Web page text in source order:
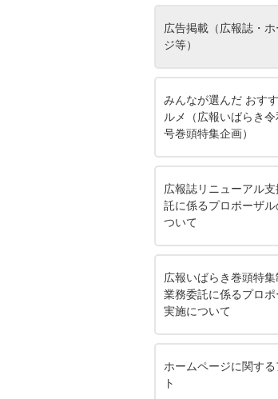
広告掲載（広報誌・
ジ等）
みんなが選んだ おす
ルメ（広報いばらき
号巻頭特集企画）
広報誌リニューアル
託に係るプロポーザル
ついて
広報いばらき巻頭特
業務委託に係るプロ
実施について
ホームページに関す
ト